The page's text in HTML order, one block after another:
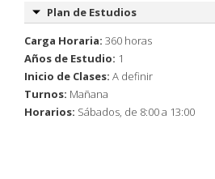
Plan de Estudios
Carga Horaria: 360 horas
Años de Estudio: 1
Inicio de Clases: A definir
Turnos: Mañana
Horarios: Sábados, de 8:00 a 13:00